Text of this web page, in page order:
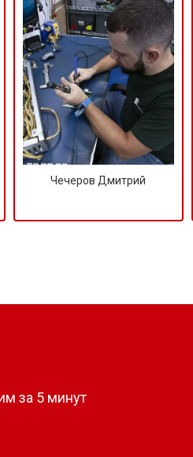
Чечеров Дмитрий
за 5 минут